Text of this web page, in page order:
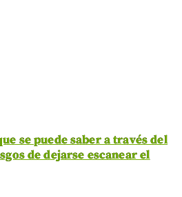
se puede saber a través del
de dejarse escanear el